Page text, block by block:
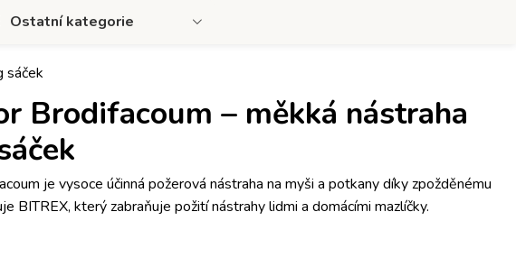
Ostatní kategorie
sáček
Brodifacoum – měkká nástraha
je vysoce účinná požerová nástraha na myši a potkany díky zpožděnému
BITREX, který zabraňuje požití nástrahy lidmi a domácími mazlíčky.